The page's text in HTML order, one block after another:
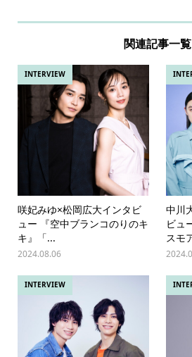
関連記事一覧
INTERVIEW
咲妃みゆ×松岡広大インタビ
ュー 『空中ブランコのりのキ
キ』「...
2024.08.06
中川
ビュ
スモ
INTERVIEW